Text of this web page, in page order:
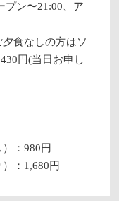
ン〜21:00、ア
食なしの方はソ
円(当日お申し
：980円
：1,680円